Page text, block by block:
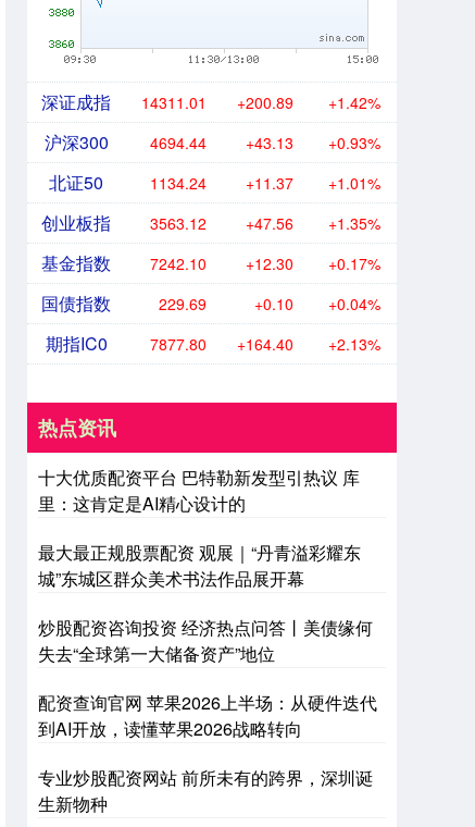
深证成指 14311.01 +200.89 +1.42%
沪深300 4694.44 +43.13 +0.93%
北证50 1134.24 +11.37 +1.01%
创业板指 3563.12 +47.56 +1.35%
基金指数 7242.10 +12.30 +0.17%
国债指数 229.69 +0.10 +0.04%
期指IC0 7877.80 +164.40 +2.13%
热点资讯
十大优质配资平台 巴特勒新发型引热议 库
里：这肯定是AI精心设计的
最大最正规股票配资 观展｜“丹青溢彩耀东
城”东城区群众美术书法作品展开幕
炒股配资咨询投资 经济热点问答丨美债缘何
失去“全球第一大储备资产”地位
配资查询官网 苹果2026上半场：从硬件迭代
到AI开放，读懂苹果2026战略转向
专业炒股配资网站 前所未有的跨界，深圳诞
生新物种